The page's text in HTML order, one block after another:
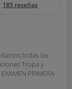
185 reseñas
damos todas las
Tropa y
PRIMERA